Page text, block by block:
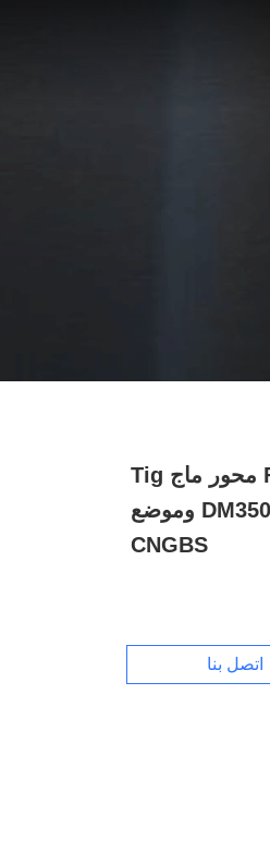
OTC روبوت لحام القوس FD-V8 6 محور ماج Tig
Mig روبوت لحام مع مصدر لحام DM350 وموضع
CNGBS
اتصل بنا